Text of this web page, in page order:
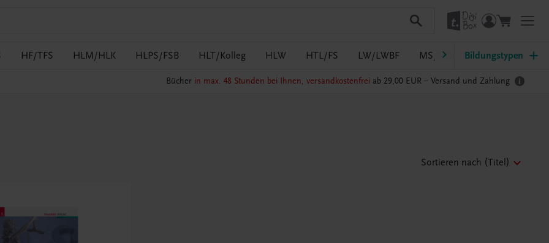
HF/TFS HLM/HLK HLPS/FSB HLT/Kolleg HLW HTL/FS LW/LWBF MS/ASO Pflege PTS
Bildungstypen
Bücher in max. 48 Stunden bei Ihnen, versandkostenfrei ab 29,00 EUR – Versand und Zahlung
Sortieren nach (Titel)